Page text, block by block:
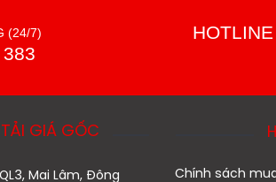
(24/7)
GIÁ GỐC
Mai Lâm, Đông Chính sách